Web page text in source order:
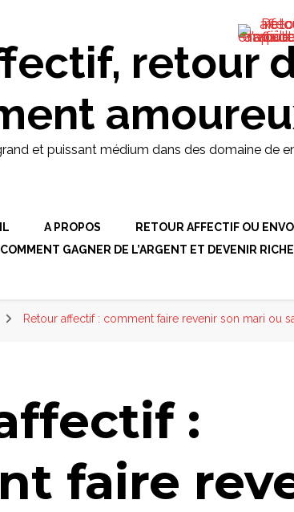
amoureux rapides, retour affectif et
WhatsApp : +229 61 25 70 43retour
et puissant médium dans des domaine
A PROPOS RETOUR AFFECTIF OU
COMMENT GAGNER DE L’ARGENT ET DEVENIR
Retour affectif : comment faire revenir son mari ou
:
faire